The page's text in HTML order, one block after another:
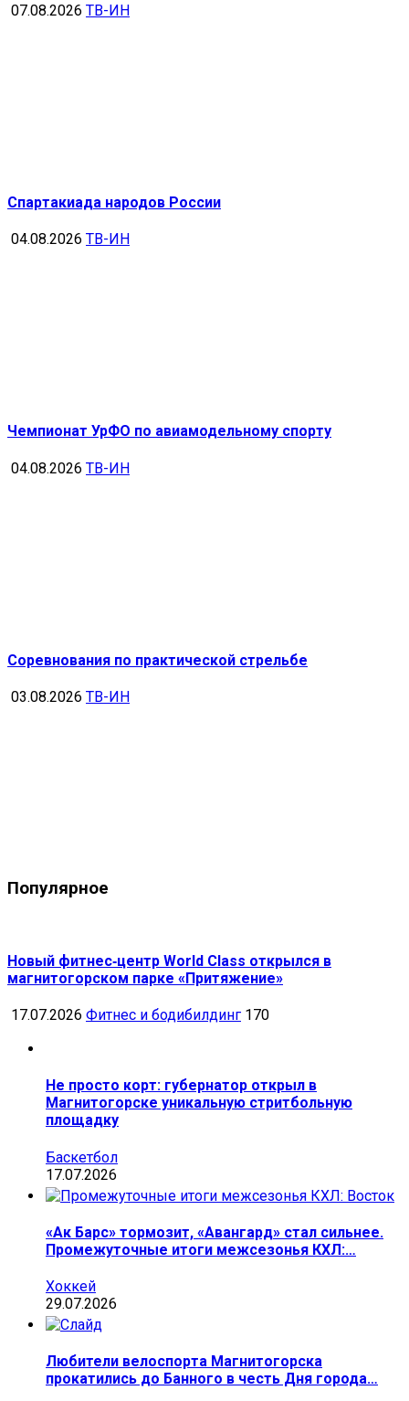
07.08.2026 ТВ-ИН
Спартакиада народов России
04.08.2026 ТВ-ИН
Чемпионат УрФО по авиамодельному спорту
04.08.2026 ТВ-ИН
Соревнования по практической стрельбе
03.08.2026 ТВ-ИН
Популярное
Новый фитнес‑центр World Class открылся в
магнитогорском парке «Притяжение»
17.07.2026 Фитнес и бодибилдинг 170
Не просто корт: губернатор открыл в
Магнитогорске уникальную стритбольную
площадку
Баскетбол
17.07.2026
«Ак Барс» тормозит, «Авангард» стал сильнее.
Промежуточные итоги межсезонья КХЛ:…
Хоккей
29.07.2026
Любители велоспорта Магнитогорска
прокатились до Банного в честь Дня города…